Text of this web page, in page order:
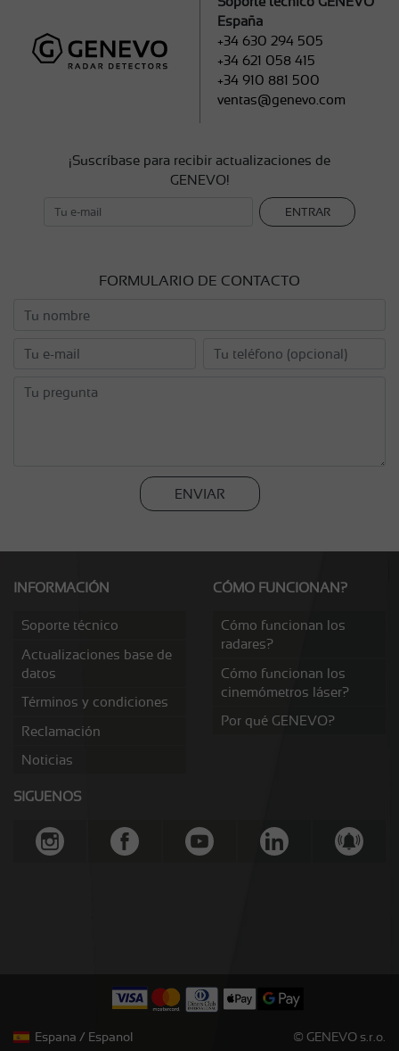
España
+34 630 294 505
+34 621 058 415
+34 910 881 500
ventas@genevo.com
¡Suscríbase para recibir actualizaciones de
GENEVO!
ENTRAR
FORMULARIO DE CONTACTO
ENVIAR
INFORMACIÓN
Soporte técnico
Actualizaciones base de
datos
Términos y condiciones
Reclamación
Noticias
CÓMO FUNCIONAN?
Cómo funcionan los
radares?
Cómo funcionan los
cinemómetros láser?
Por qué GENEVO?
SIGUENOS
© GENEVO s.r.o.
Espana / Espanol